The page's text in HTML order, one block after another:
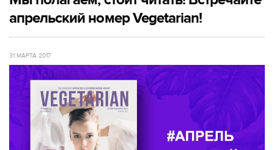
апрельский номер Vegetarian!
31 МАРТА 2017